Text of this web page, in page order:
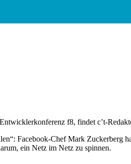
f8, findet c’t-
Facebook-Chef Mark Zuckerberg
ein Netz im Netz zu spinnen.